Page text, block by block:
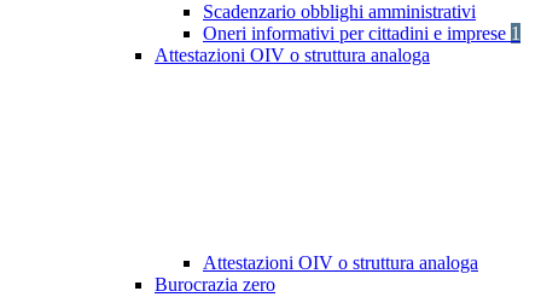
Scadenzario obblighi amministrativi
Oneri informativi per cittadini e imprese 1
Attestazioni OIV o struttura analoga
Attestazioni OIV o struttura analoga
Burocrazia zero